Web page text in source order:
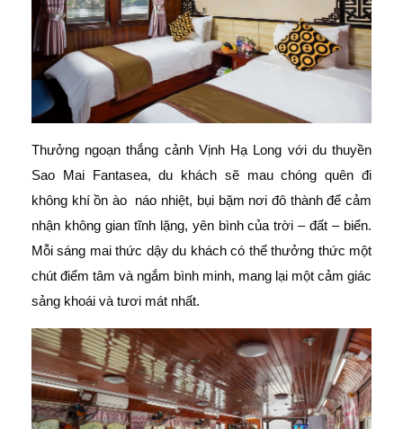
Thưởng ngoạn thắng cảnh Vịnh Hạ Long với du thuyền
Sao Mai Fantasea, du khách sẽ mau chóng quên đi
không khí ồn ào náo nhiệt, bụi bặm nơi đô thành để cảm
nhận không gian tĩnh lặng, yên bình của trời – đất – biển.
Mỗi sáng mai thức dậy du khách có thể thưởng thức một
chút điểm tâm và ngắm bình minh, mang lại một cảm giác
sảng khoái và tươi mát nhất.